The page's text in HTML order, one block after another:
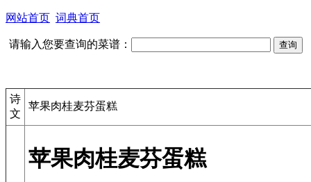
网站首页 词典首页
请输入您要查询的菜谱：
诗
文
苹果肉桂麦芬蛋糕
苹果肉桂麦芬蛋糕